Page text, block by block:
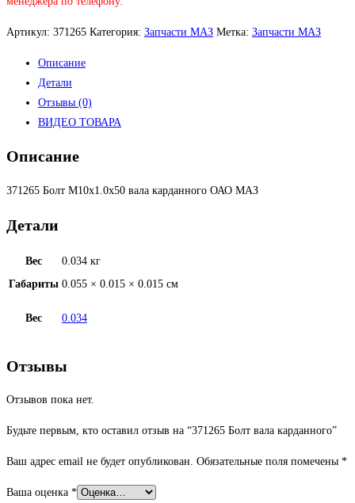
Артикул: 371265 Категория: Запчасти МАЗ Метка: Запчасти МАЗ
Описание
Детали
Отзывы (0)
ВИДЕО ТОВАРА
Описание
371265 Болт М10х1.0х50 вала карданного ОАО МАЗ
Детали
Вес
0.034 кг
Габариты 0.055 × 0.015 × 0.015 см
Вес 0.034
Отзывы
Отзывов пока нет.
Будьте первым, кто оставил отзыв на “371265 Болт вала карданного”
Ваш адрес email не будет опубликован. Обязательные поля помечены *
Ваша оценка *